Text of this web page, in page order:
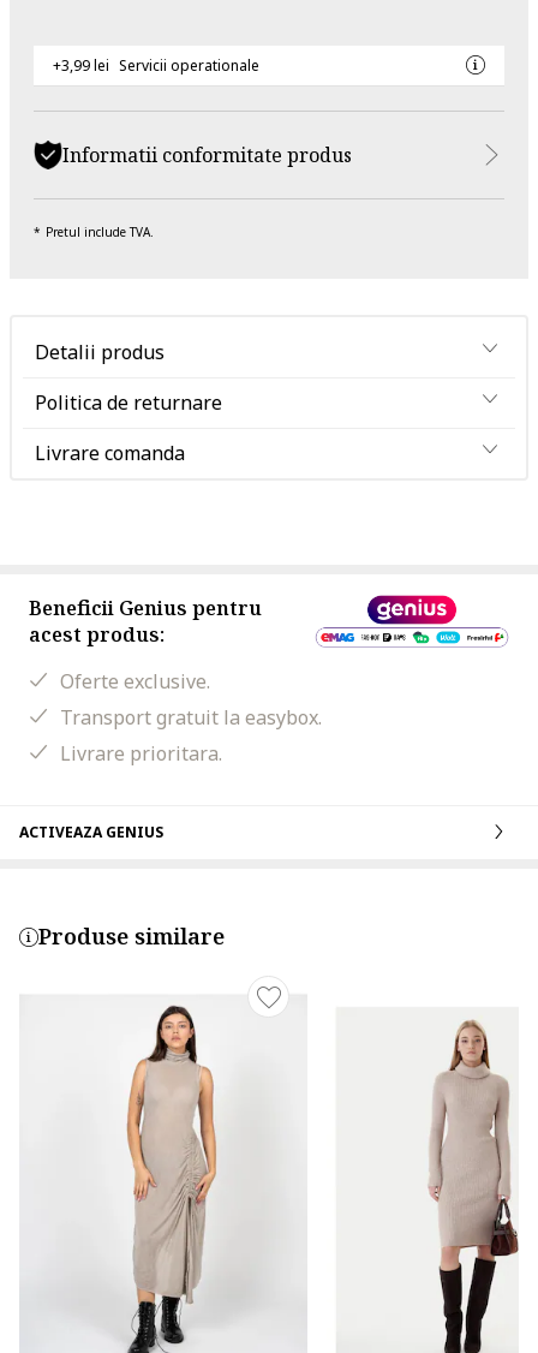
+3,99 lei Servicii operationale
Informatii conformitate produs
Pretul include TVA.
Detalii produs
Politica de returnare
Livrare comanda
Beneficii Genius pentru
acest produs:
Oferte exclusive.
Transport gratuit la easybox.
Livrare prioritara.
ACTIVEAZA GENIUS
Produse similare